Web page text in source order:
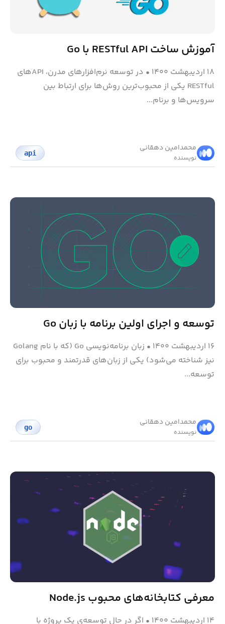
آموزش ساخت RESTful API با Go
۱۸ اردیبهشت ۱۴۰۰ •
در توسعه نرم‌افزارهای مدرن، APIهای
RESTful یکی از محبوب‌ترین روش‌ها برای ارتباط بین
سرویس‌ها و برنام...
محمد‌امین دهقانی
نویسنده
api
توسعه و اجرای اولین برنامه با زبان Go
۱۶ اردیبهشت ۱۴۰۰ •
زبان برنامه‌نویسی Go (که با نام Golang
نیز شناخته می‌شود) یکی از زبان‌های قدرتمند و محبوب برای
توسعه...
محمد‌امین دهقانی
نویسنده
go
معرفی کتابخانه‌های محبوب Node.js
۱۴ اردیبهشت ۱۴۰۰ • اگر در حال توسعه‌ی یک پروژه با